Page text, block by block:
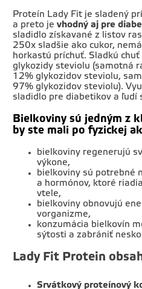
Proteín Lady Fit je sladený
a preto jevhodný aj pre
sladidlo získavané z listov
250x sladšie ako cukor,
horkastú príchuť. Sladkú
glykozidy steviolu (samotná
12% glykozidov steviolu,
97% glykozidov steviolu).
sladidlo pre diabetikov a ľudí
Bielkoviny sú jedným z
by ste mali po fyzickej
bielkoviny regenerujú
výkone,
bielkoviny sú potrebné
a hormónov, ktoré
vtele,
bielkoviny obnovujú
vorganizme,
konzumácia bielkovín
sýtosti a zabrániť
Lady Fit Protein
Srvátkový proteínový